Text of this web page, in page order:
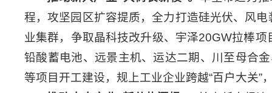
程，攻坚园区扩容提质，全力打造硅光伏、风
业集群，争取晶科技改升级、宇泽20GW拉棒
铅酸蓄电池、远景主机、运达二期、川至母合
等项目开工建设，规上工业企业跨越“百户大关